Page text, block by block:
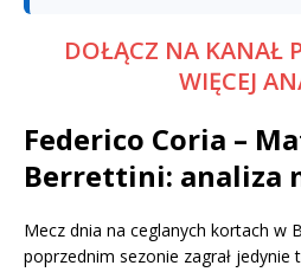
DOŁĄCZ NA KANAŁ
WIĘCEJ
Federico Coria –
Berrettini: analiza
Mecz dnia na ceglanych kortach w
poprzednim sezonie zagrał jedynie